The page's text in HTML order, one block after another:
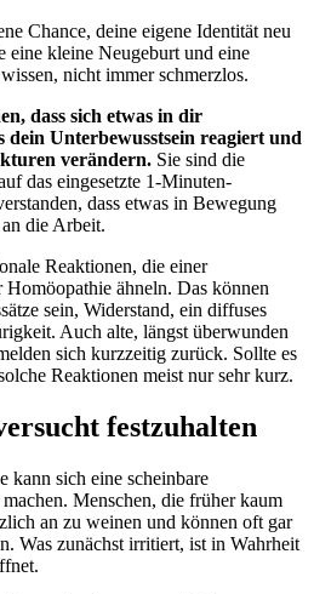
Chance, deine eigene Identität neu
eine kleine Neugeburt und eine
nicht immer schmerzlos.
dass sich etwas in dir
dein Unterbewusstsein reagiert und
verändern. Sie sind die
das eingesetzte 1-Minuten-
dass etwas in Bewegung
die Arbeit.
Reaktionen, die einer
ähneln. Das können
sein, Widerstand, ein diffuses
Auch alte, längst überwunden
sich kurzzeitig zurück. Sollte es
Reaktionen meist nur sehr kurz.
festzuhalten
kann sich eine scheinbare
Menschen, die früher kaum
an zu weinen und können oft gar
Was zunächst irritiert, ist in Wahrheit